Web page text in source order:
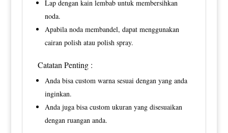
Lap dengan kain lembab untuk membersihkan
noda.
Apabila noda membandel, dapat menggunakan
cairan polish atau polish spray.
Catatan Penting :
Anda bisa custom warna sesuai dengan yang anda
inginkan.
Anda juga bisa custom ukuran yang disesuaikan
dengan ruangan anda.